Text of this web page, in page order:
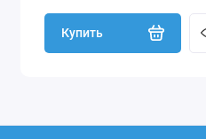
Купить